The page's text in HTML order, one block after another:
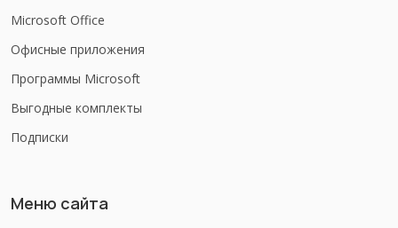
Microsoft Office
Офисные приложения
Программы Microsoft
Выгодные комплекты
Подписки
Меню сайта